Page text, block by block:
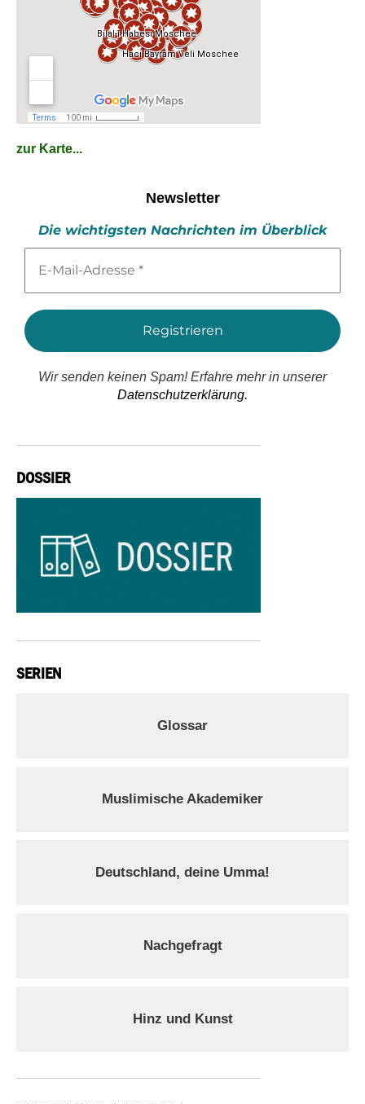
zur Karte...
Newsletter
Die wichtigsten Nachrichten im Überblick
Mail-
*
Wir senden keinen Spam! Erfahre mehr in unserer
Datenschutzerklärung.
DOSSIER
SERIEN
Glossar
Muslimische Akademiker
Deutschland, deine Umma!
Nachgefragt
Hinz und Kunst